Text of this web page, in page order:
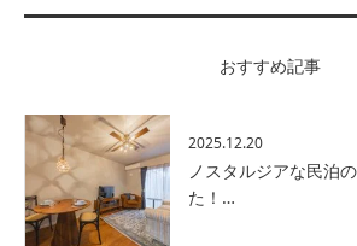
おすすめ記事
2025.12.20
ノスタルジアな民泊
た！…